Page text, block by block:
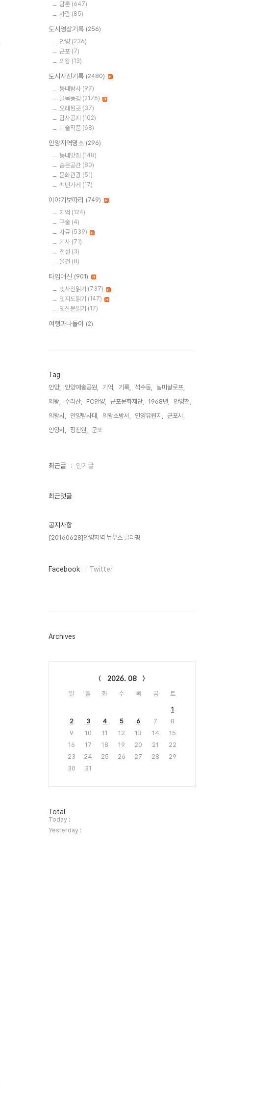
담론 (647)
사람 (85)
도시영상기록 (256)
안양 (236)
군포 (7)
의왕 (13)
도시사진기록 (2480)
동네탐사 (97)
골목풍경 (2176)
오래된곳 (37)
탐사공지 (102)
미술작품 (68)
안양지역명소 (296)
동네맛집 (148)
숨은공간 (80)
문화관광 (51)
백년가게 (17)
이야기보따리 (749)
기억 (124)
구술 (4)
자료 (539)
기사 (71)
전설 (3)
물건 (8)
타임머신 (901)
옛사진읽기 (737)
옛지도읽기 (147)
옛신문읽기 (17)
여행과나들이 (2)
Tag
안양, 안양예술공원, 기억, 기록, 석수동,
닐미샬로프,
의왕,
수리산, FC안양, 군포문화재단, 1968년,
안양천,
의왕시,
안양탐사대, 의왕소방서, 안양유원지,
군포시,
안양시,
정진원, 군포,
최
인
최근글 인기글
최근댓글
공지사항
[20160628]안양지역 뉴우스 클리핑
페
그
Facebook Twitter
Archives
2026. 08
일 월 화 수 목 금 토
1
2
3 4 5 6 7
8
9
10 11 12 13 14
15
16
17 18 19 20 21
22
23
24 25 26 27 28
29
30
31
방
문
자
수
Total
Today :
Yesterday :